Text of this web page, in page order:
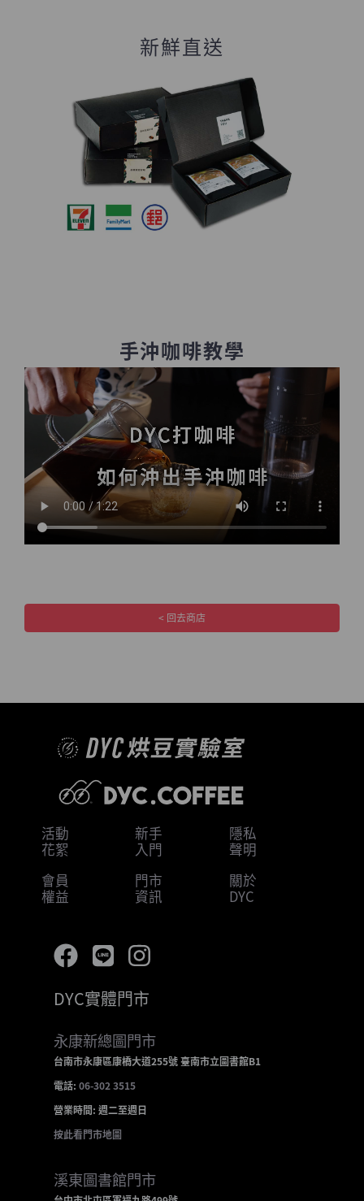
新鮮直送
手沖咖啡教學
< 回去商店
DYC實體門市
永康新總圖門市
台南市永康區康橋大道255號 臺南市立圖書館B1
電話: 06-302 3515
營業時間: 週二至週日
按此看門市地圖
溪東圖書館門市
活動
花絮
新手
入門
隱私
聲明
會員
權益
門市
資訊
關於
DYC